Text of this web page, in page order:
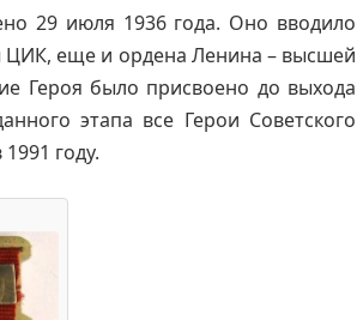
29 июля 1936 года. Оно вводило
ЦИК, еще и ордена Ленина – высшей
Героя было присвоено до выхода
этапа все Герои Советского
году.